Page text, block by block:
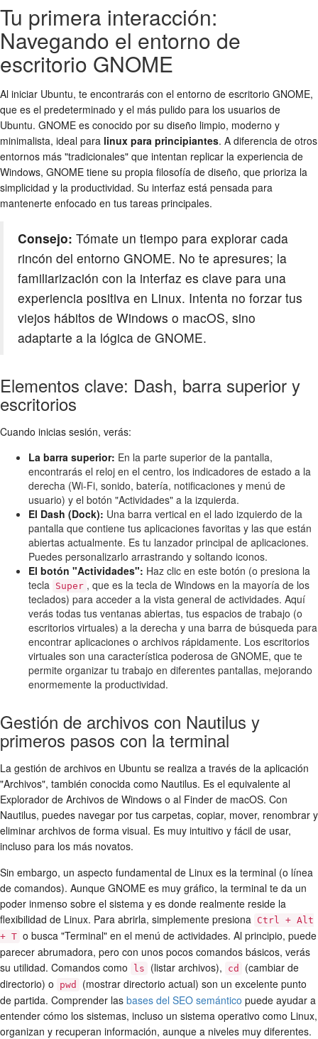
Tu primera interacción:
Navegando el entorno de
escritorio GNOME
Al iniciar Ubuntu, te encontrarás con el entorno de escritorio GNOME,
que es el predeterminado y el más pulido para los usuarios de
Ubuntu. GNOME es conocido por su diseño limpio, moderno y
minimalista, ideal para linux para principiantes. A diferencia de otros
entornos más "tradicionales" que intentan replicar la experiencia de
Windows, GNOME tiene su propia filosofía de diseño, que prioriza la
simplicidad y la productividad. Su interfaz está pensada para
mantenerte enfocado en tus tareas principales.
Consejo: Tómate un tiempo para explorar cada
rincón del entorno GNOME. No te apresures; la
familiarización con la interfaz es clave para una
experiencia positiva en Linux. Intenta no forzar tus
viejos hábitos de Windows o macOS, sino
adaptarte a la lógica de GNOME.
Elementos clave: Dash, barra superior y
escritorios
Cuando inicias sesión, verás:
La barra superior: En la parte superior de la pantalla,
encontrarás el reloj en el centro, los indicadores de estado a la
derecha (Wi-Fi, sonido, batería, notificaciones y menú de
usuario) y el botón "Actividades" a la izquierda.
El Dash (Dock): Una barra vertical en el lado izquierdo de la
pantalla que contiene tus aplicaciones favoritas y las que están
abiertas actualmente. Es tu lanzador principal de aplicaciones.
Puedes personalizarlo arrastrando y soltando iconos.
El botón "Actividades": Haz clic en este botón (o presiona la
tecla
Super , que es la tecla de Windows en la mayoría de los
teclados) para acceder a la vista general de actividades. Aquí
verás todas tus ventanas abiertas, tus espacios de trabajo (o
escritorios virtuales) a la derecha y una barra de búsqueda para
encontrar aplicaciones o archivos rápidamente. Los escritorios
virtuales son una característica poderosa de GNOME, que te
permite organizar tu trabajo en diferentes pantallas, mejorando
enormemente la productividad.
Gestión de archivos con Nautilus y
primeros pasos con la terminal
La gestión de archivos en Ubuntu se realiza a través de la aplicación
"Archivos", también conocida como Nautilus. Es el equivalente al
Explorador de Archivos de Windows o al Finder de macOS. Con
Nautilus, puedes navegar por tus carpetas, copiar, mover, renombrar y
eliminar archivos de forma visual. Es muy intuitivo y fácil de usar,
incluso para los más novatos.
Sin embargo, un aspecto fundamental de Linux es la terminal (o línea
de comandos). Aunque GNOME es muy gráfico, la terminal te da un
poder inmenso sobre el sistema y es donde realmente reside la
flexibilidad de Linux. Para abrirla, simplemente presiona
Ctrl + Alt
+ T o busca "Terminal" en el menú de actividades. Al principio, puede
parecer abrumadora, pero con unos pocos comandos básicos, verás
su utilidad. Comandos como
ls (listar archivos), cd
(cambiar de
directorio) o
pwd
(mostrar directorio actual) son un excelente punto
de partida. Comprender las bases del SEO semántico puede ayudar a
entender cómo los sistemas, incluso un sistema operativo como Linux,
organizan y recuperan información, aunque a niveles muy diferentes.